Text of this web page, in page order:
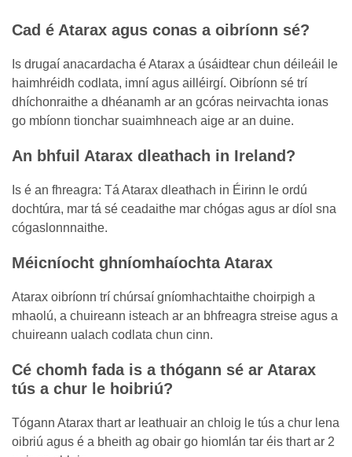
Cad é Atarax agus conas a oibríonn sé?
Is drugaí anacardacha é Atarax a úsáidtear chun déileáil le
haimhréidh codlata, imní agus ailléirgí. Oibríonn sé trí
dhíchonraithe a dhéanamh ar an gcóras neirvachta ionas
go mbíonn tionchar suaimhneach aige ar an duine.
An bhfuil Atarax dleathach in Ireland?
Is é an fhreagra: Tá Atarax dleathach in Éirinn le ordú
dochtúra, mar tá sé ceadaithe mar chógas agus ar díol sna
cógaslonnnaithe.
Méicníocht ghníomhaíochta Atarax
Atarax oibríonn trí chúrsaí gníomhachtaithe choirpigh a
mhaolú, a chuireann isteach ar an bhfreagra streise agus a
chuireann ualach codlata chun cinn.
Cé chomh fada is a thógann sé ar Atarax
tús a chur le hoibriú?
Tógann Atarax thart ar leathuair an chloig le tús a chur lena
oibriú agus é a bheith ag obair go hiomlán tar éis thart ar 2